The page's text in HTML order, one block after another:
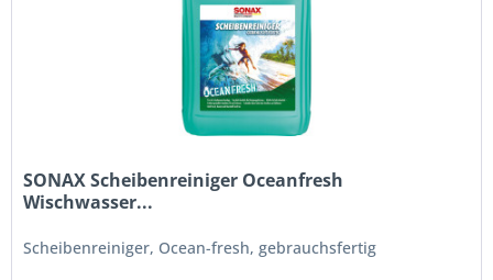
SONAX Scheibenreiniger Oceanfresh
Wischwasser...
Scheibenreiniger, Ocean-fresh, gebrauchsfertig